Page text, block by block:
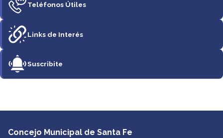
Teléfonos Útiles
Links de Interés
Suscribite
Concejo Municipal de Santa Fe